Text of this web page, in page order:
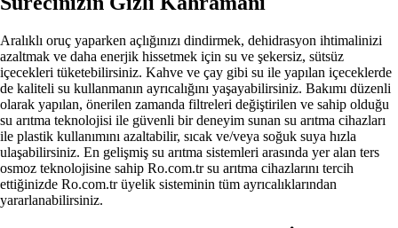
Aralıklı oruç yaparken açlığınızı dindirmek, dehidrasyon ihtimalinizi
azaltmak ve daha enerjik hissetmek için su ve şekersiz, sütsüz
içecekleri tüketebilirsiniz. Kahve ve çay gibi su ile yapılan içeceklerde
de kaliteli su kullanmanın ayrıcalığını yaşayabilirsiniz. Bakımı düzenli
olarak yapılan, önerilen zamanda filtreleri değiştirilen ve sahip olduğu
su arıtma teknolojisi ile güvenli bir deneyim sunan su arıtma cihazları
ile plastik kullanımını azaltabilir, sıcak ve/veya soğuk suya hızla
ulaşabilirsiniz. En gelişmiş su arıtma sistemleri arasında yer alan ters
osmoz teknolojisine sahip Ro.com.tr su arıtma cihazlarını tercih
ettiğinizde Ro.com.tr üyelik sisteminin tüm ayrıcalıklarından
yararlanabilirsiniz.